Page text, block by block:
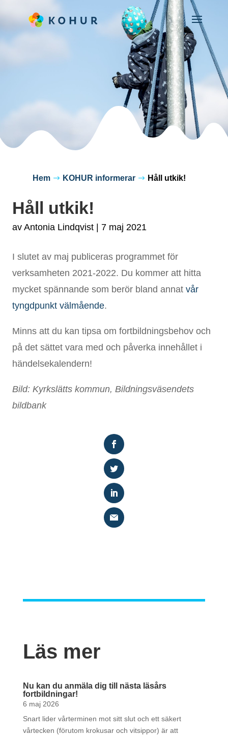
Hem $ KOHUR informerar $ Håll utkik!
Håll utkik!
av Antonia Lindqvist | 7 maj 2021
I slutet av maj publiceras programmet för
verksamheten 2021-2022. Du kommer att hitta
mycket spännande som berör bland annat vår
tyngdpunkt välmående.
Minns att du kan tipsa om fortbildningsbehov och
på det sättet vara med och påverka innehållet i
händelsekalendern!
Bild: Kyrkslätts kommun, Bildningsväsendets
bildbank
Läs mer
Nu kan du anmäla dig till nästa läsårs
fortbildningar!
6 maj 2026
Snart lider vårterminen mot sitt slut och ett säkert
vårtecken (förutom krokusar och vitsippor) är att